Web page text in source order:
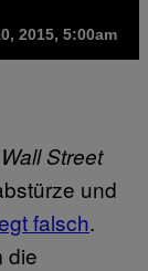
2015, 5:00am
Street
und
falsch.
die